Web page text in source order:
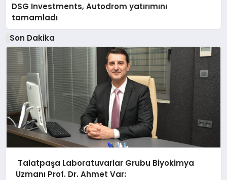
DSG Investments, Autodrom yatırımını
tamamladı
Son Dakika
Talatpaşa Laboratuvarlar Grubu Biyokimya
Uzmanı Prof. Dr. Ahmet Var: